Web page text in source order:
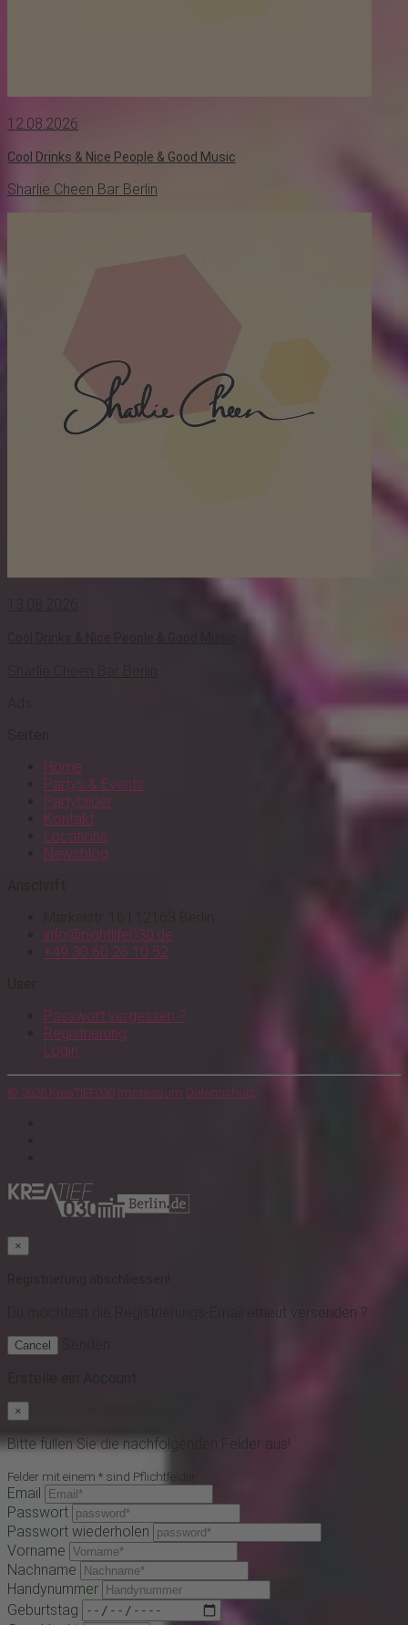
12.08.2026
Cool Drinks & Nice People & Good Music
Sharlie Cheen Bar Berlin
Home
Partys & Events
Partybilder
Kontakt
Locations
Newsblog
info@nightlife030.de
+49 30 60 26 10 52
Passwort vergessen ?
Registrierung
Login
© 2026 KreaTIEF030 Impressum Datenschutz
×
die Registrierungs-Email erneut versenden ?
Cancel
×
Bitte füllen Sie die nachfolgenden Felder aus!
Felder mit einem * sind Pflichtfelder
Email
Passwort
Passwort wiederholen
Vorname
Nachname
Handynummer
Geburtstag